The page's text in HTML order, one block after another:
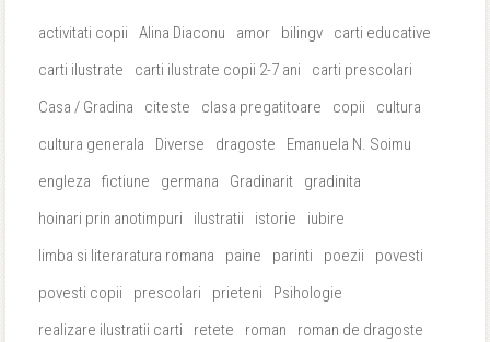
activitati copii Alina Diaconu amor bilingv
carti educative
carti ilustrate
carti ilustrate copii 2-7 ani
carti prescolari
Casa / Gradina
citeste clasa pregatitoare copii
cultura
cultura generala
Diverse dragoste
Emanuela N. Soimu
engleza
fictiune germana Gradinarit
gradinita
hoinari prin anotimpuri
ilustratii istorie
iubire
limba si literaratura romana
paine parinti poezii
povesti
povesti copii
prescolari prieteni
Psihologie
realizare ilustratii carti
retete roman
roman de dragoste